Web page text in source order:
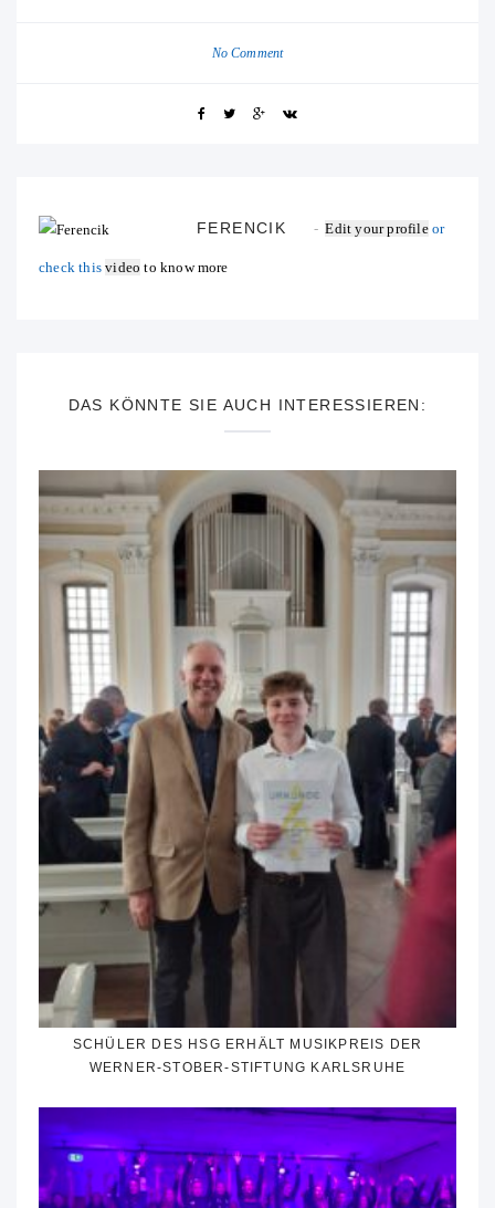
No Comment
FERENCIK Edit your profileor
check thisvideo to know more
DAS KÖNNTE SIE AUCH INTERESSIEREN:
SCHÜLER DES HSG ERHÄLT MUSIKPREIS DER
WERNER-STOBER-STIFTUNG KARLSRUHE